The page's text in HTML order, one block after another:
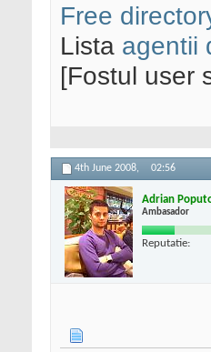
Free
Lista agentii
[Fostul user
4th June 2008, 02:56
Adrian
Ambasador
Reputatie: